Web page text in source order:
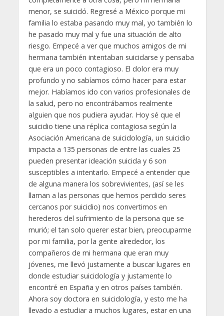
menor, se suicidó. Regresé a México porque mi
familia lo estaba pasando muy mal, yo también lo
he pasado muy mal y fue una situación de alto
riesgo. Empecé a ver que muchos amigos de mi
hermana también intentaban suicidarse y pensaba
que era un poco contagioso. El dolor era muy
profundo y no sabíamos cómo hacer para estar
mejor. Habíamos ido con varios profesionales de
la salud, pero no encontrábamos realmente
alguien que nos pudiera ayudar. Hoy sé que el
suicidio tiene una réplica contagiosa según la
Asociación Americana de suicidología, un suicidio
impacta a 135 personas de entre las cuales 25
pueden presentar ideación suicida y 6 son
susceptibles a intentarlo. Empecé a entender que
de alguna manera los sobrevivientes, (así se les
llaman a las personas que hemos perdido seres
cercanos por suicidio) nos convertimos en
herederos del sufrimiento de la persona que se
murió; el tan solo querer estar bien, preocuparme
por mi familia, por la gente alrededor, los
compañeros de mi hermana que eran muy
jóvenes, me llevó justamente a buscar lugares en
donde estudiar suicidología y justamente lo
encontré en España y en otros países también.
Ahora soy doctora en suicidología, y esto me ha
llevado a estudiar a muchos lugares, estar en una